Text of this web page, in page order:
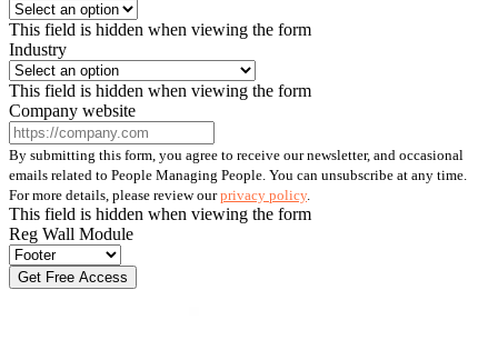
This field is hidden when viewing the form
Industry
This field is hidden when viewing the form
Company website
By submitting this form, you agree to receive our newsletter, and occasional
emails related to People Managing People. You can unsubscribe at any time.
For more details, please review ourprivacy policy.
This field is hidden when viewing the form
Reg Wall Module